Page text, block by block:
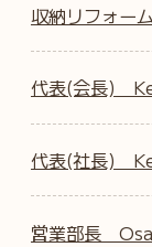
収納リフォーム
代表(会長)
代表(社長)
営業部長